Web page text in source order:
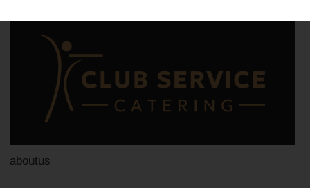
aboutus